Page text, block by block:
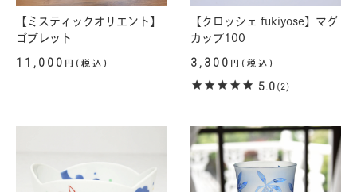
【ミスティックオリエント】
ゴブレット
11,000 円(税込)
【クロッシェ fukiyose】マグ
カップ100
3,300 円(税込)
5.0 (2)